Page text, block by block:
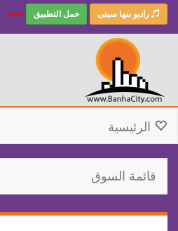
راديو بنها سيتى حمل التطبيق
الرئيسية
قائمة السوق